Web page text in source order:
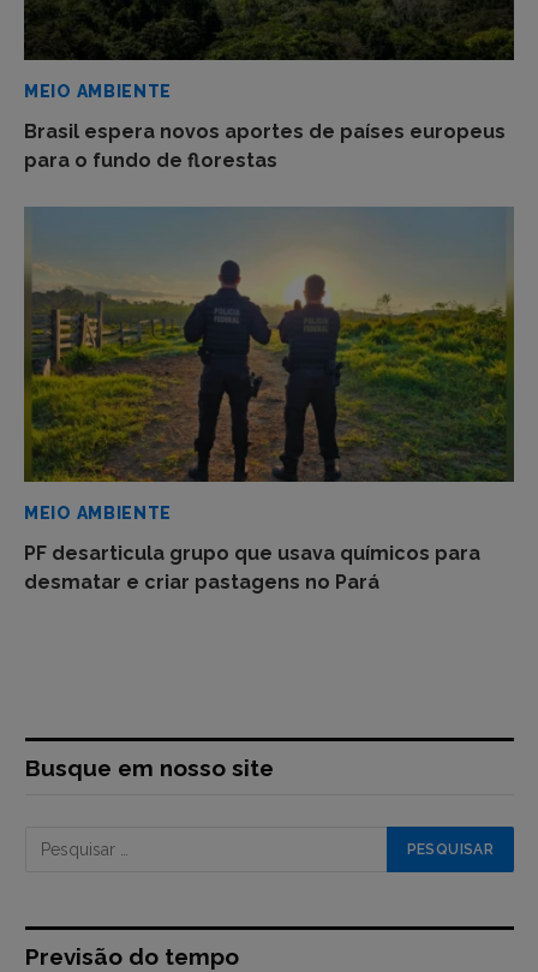
MEIO AMBIENTE
Brasil espera novos aportes de países europeus
para o fundo de florestas
MEIO AMBIENTE
PF desarticula grupo que usava químicos para
desmatar e criar pastagens no Pará
Busque em nosso site
Previsão do tempo